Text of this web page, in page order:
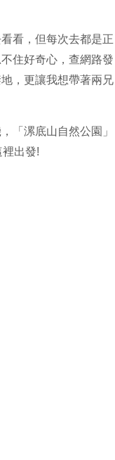
看，但每次去都是正
住好奇心，查網路發
，更讓我想帶著兩兄
「漯底山自然公園」
出發!